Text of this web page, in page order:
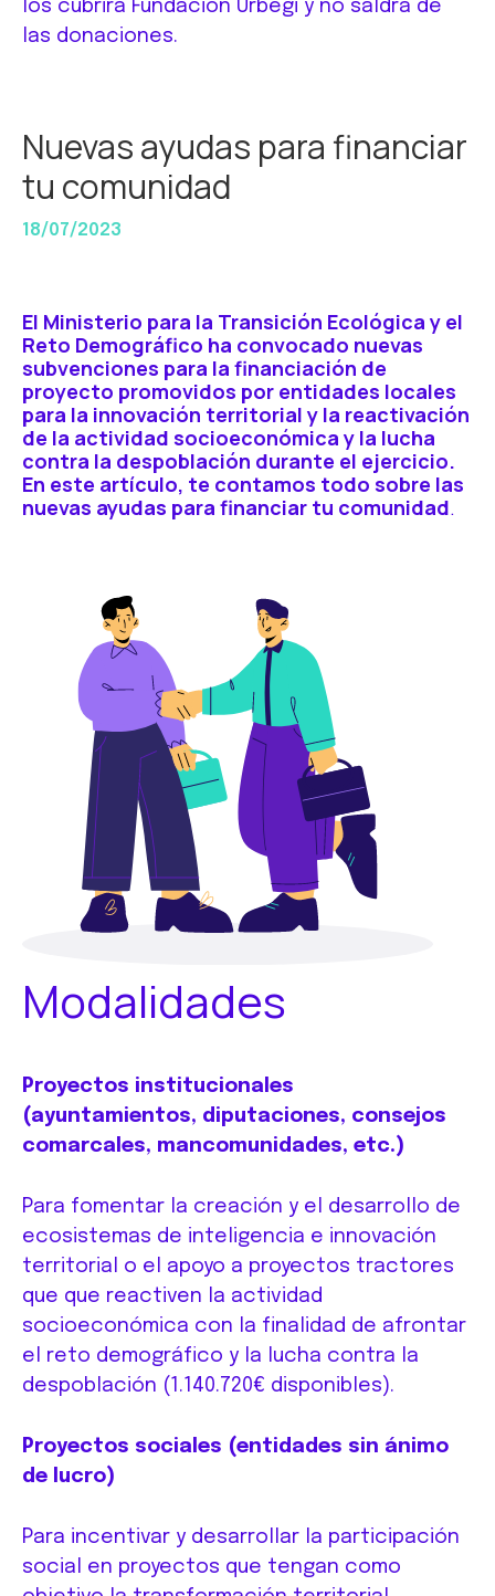
los cubrirá Fundación Urbegi y no saldrá de
las donaciones.
Nuevas ayudas para financiar
tu comunidad
18/07/2023
El Ministerio para la Transición Ecológica y el
Reto Demográfico ha convocado nuevas
subvenciones para la financiación de
proyecto promovidos por entidades locales
para la innovación territorial y la reactivación
de la actividad socioeconómica y la lucha
contra la despoblación durante el ejercicio.
En este artículo, te contamos todo sobre las
nuevas ayudas para financiar tu comunidad.
Modalidades
Proyectos institucionales
(ayuntamientos, diputaciones, consejos
comarcales, mancomunidades, etc.)
Para fomentar la creación y el desarrollo de
ecosistemas de inteligencia e innovación
territorial o el apoyo a proyectos tractores
que que reactiven la actividad
socioeconómica con la finalidad de afrontar
el reto demográfico y la lucha contra la
despoblación (1.140.720€ disponibles).
Proyectos sociales (entidades sin ánimo
de lucro)
Para incentivar y desarrollar la participación
social en proyectos que tengan como